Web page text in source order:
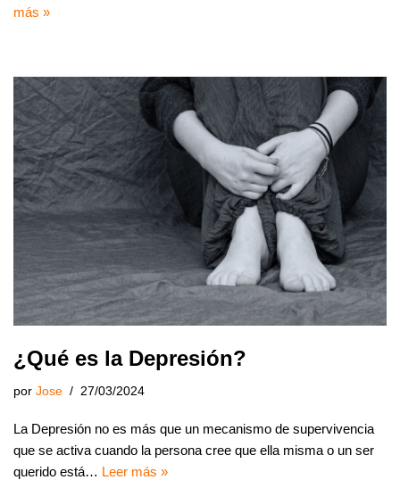
más »
¿Qué es la Depresión?
por Jose 27/03/2024
La Depresión no es más que un mecanismo de supervivencia
que se activa cuando la persona cree que ella misma o un ser
querido está… Leer más »